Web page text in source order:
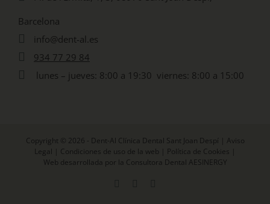
Barcelona
info@dent-al.es
934 77 29 84
lunes – jueves: 8:00 a 19:30 viernes: 8:00 a 15:00
Copyright © 2026 - Dent-Al Clínica Dental Sant Joan Despí | Aviso
Legal
Condiciones de uso de la web Política de Cookies
Web desarrollada por la Consultora Dental AESINERGY